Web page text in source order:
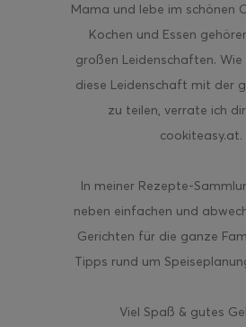
Mama und lebe im schönen
Kochen und Essen
großen Leidenschaften.
diese Leidenschaft mit der
zu teilen, verrate ich
cookiteasy.at.
In meiner Rezepte-
neben einfachen und
Gerichten für die ganze
Tipps rund um
Viel Spaß & gutes